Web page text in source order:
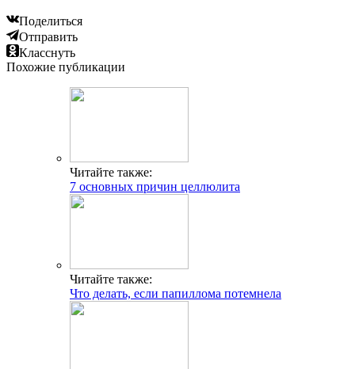
Поделиться
Отправить
Класснуть
Похожие публикации
Читайте также:
7 основных причин целлюлита
Читайте также:
Что делать, если папиллома потемнела